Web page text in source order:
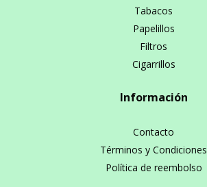
Tabacos
Papelillos
Filtros
Cigarrillos
Información
Contacto
Términos y Condiciones
Política de reembolso